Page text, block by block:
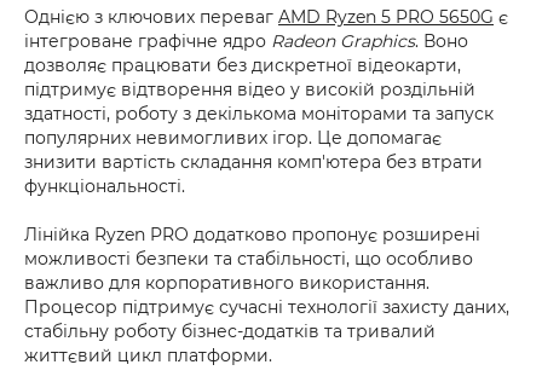
Однією з ключових переваг AMD Ryzen 5 PRO 5650G є
інтегроване графічне ядро Radeon Graphics. Воно
дозволяє працювати без дискретної відеокарти,
підтримує відтворення відео у високій роздільній
здатності, роботу з декількома моніторами та запуск
популярних невимогливих ігор. Це допомагає
знизити вартість складання комп'ютера без втрати
функціональності.
Лінійка Ryzen PRO додатково пропонує розширені
можливості безпеки та стабільності, що особливо
важливо для корпоративного використання.
Процесор підтримує сучасні технології захисту даних,
стабільну роботу бізнес-додатків та тривалий
життєвий цикл платформи.